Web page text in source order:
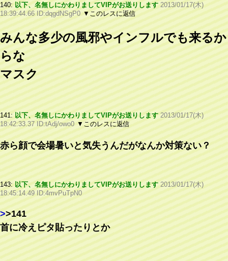
140: 以下、名無しにかわりましてVIPがお送りします 2013/01/17(木)
18:39:44.66 ID:dqgdNSgP0 ▼このレスに返信
みんな多少の風邪やインフルでも来るか
らな
マスク
141: 以下、名無しにかわりましてVIPがお送りします 2013/01/17(木)
18:42:33.37 ID:tAdj/owo0 ▼このレスに返信
赤ら顔で会場暑いと気失うんだがなんか対策ない？
143: 以下、名無しにかわりましてVIPがお送りします 2013/01/17(木)
18:45:14.49 ID:4mvPuTpN0
>>141
首に冷えピタ貼ったりとか